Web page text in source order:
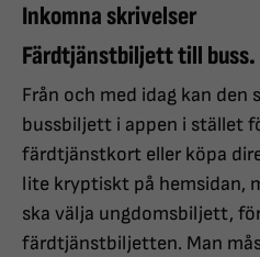
Inkomna skrivelser
Färdtjänstbiljett till buss.
Från och med idag kan den
bussbiljett i appen i stället
färdtjänstkort eller köpa
lite kryptiskt på hemsidan,
ska välja ungdomsbiljett,
färdtjänstbiljetten. Man